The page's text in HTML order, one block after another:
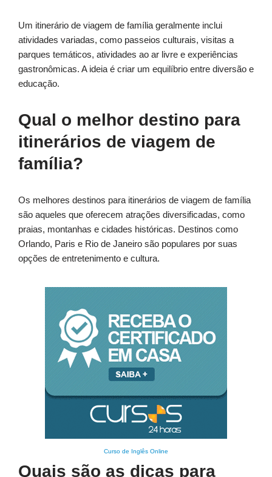
Um itinerário de viagem de família geralmente inclui
atividades variadas, como passeios culturais, visitas a
parques temáticos, atividades ao ar livre e experiências
gastronômicas. A ideia é criar um equilíbrio entre diversão e
educação.
Qual o melhor destino para
itinerários de viagem de
família?
Os melhores destinos para itinerários de viagem de família
são aqueles que oferecem atrações diversificadas, como
praias, montanhas e cidades históricas. Destinos como
Orlando, Paris e Rio de Janeiro são populares por suas
opções de entretenimento e cultura.
Curso de Inglês Online
Quais são as dicas para